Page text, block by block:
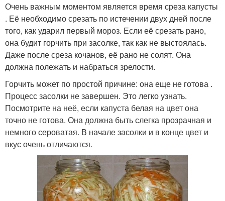
Очень важным моментом является время среза капусты
. Её необходимо срезать по истечении двух дней после
того, как ударил первый мороз. Если её срезать рано,
она будит горчить при засолке, так как не выстоялась.
Даже после среза кочанов, её рано не солят. Она
должна полежать и набраться зрелости.
Горчить может по простой причине: она еще не готова .
Процесс засолки не завершен. Это легко узнать.
Посмотрите на неё, если капуста белая на цвет она
точно не готова. Она должна быть слегка прозрачная и
немного сероватая. В начале засолки и в конце цвет и
вкус очень отличаются.